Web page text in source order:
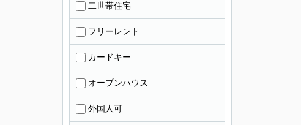
二世帯住宅
フリーレント
カードキー
オープンハウス
外国人可